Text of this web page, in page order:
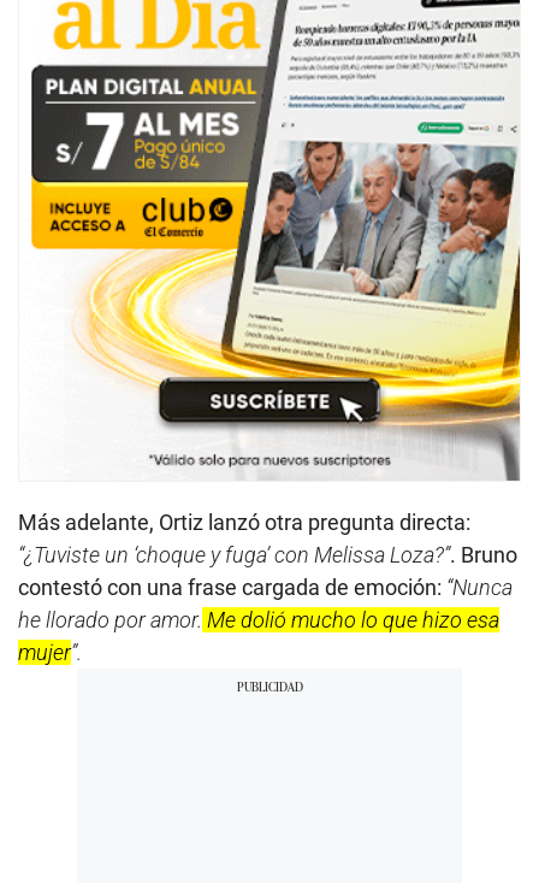
Más adelante, Ortiz lanzó otra pregunta directa:
“¿Tuviste un ‘choque y fuga’ con Melissa Loza?”. Bruno
contestó con una frase cargada de emoción: “Nunca
he llorado por amor. Me dolió mucho lo que hizo esa
mujer”.